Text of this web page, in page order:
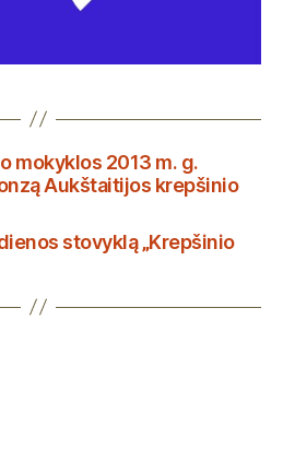
mokyklos 2013 m. g.
Aukštaitijos krepšinio
stovyklą „Krepšinio